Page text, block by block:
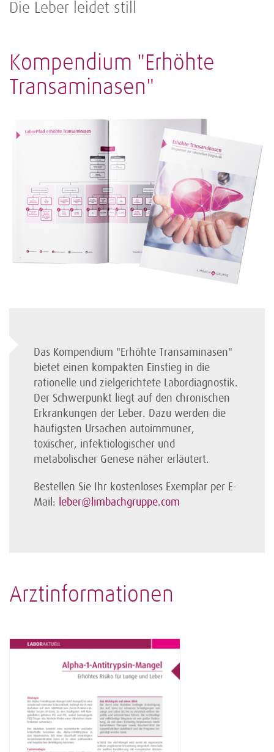
Die Leber leidet still
Kompendium "Erhöhte
Transaminasen"
Das Kompendium "Erhöhte Transaminasen"
bietet einen kompakten Einstieg in die
rationelle und zielgerichtete Labordiagnostik.
Der Schwerpunkt liegt auf den chronischen
Erkrankungen der Leber. Dazu werden die
häufigsten Ursachen autoimmuner,
toxischer, infektiologischer und
metabolischer Genese näher erläutert.
Bestellen Sie Ihr kostenloses Exemplar per E-
Mail: leber@limbachgruppe.com
Arztinformationen